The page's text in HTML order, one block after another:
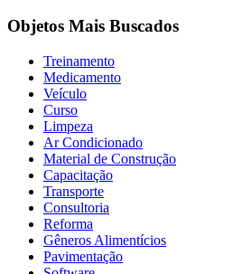
Objetos Mais Buscados
Treinamento
Medicamento
Veículo
Curso
Limpeza
Ar Condicionado
Material de Construção
Capacitação
Transporte
Consultoria
Reforma
Gêneros Alimentícios
Pavimentação